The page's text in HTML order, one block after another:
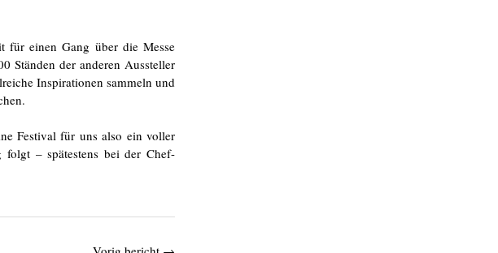
für einen Gang über die Messe
Ständen der anderen Aussteller
Inspirationen sammeln und
Festival für uns also ein voller
folgt – spätestens bei der Chef-